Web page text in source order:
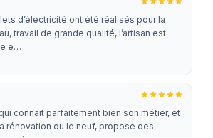
d’électricité ont été réalisés pour la
travail de grande qualité, l’artisan est
e…
connait parfaitement bien son métier, et
rénovation ou le neuf, propose des